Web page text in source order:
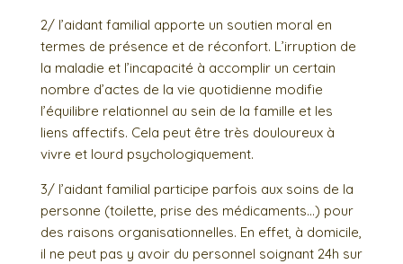
2/ l’aidant familial apporte un soutien moral en
termes de présence et de réconfort. L’irruption de
la maladie et l’incapacité à accomplir un certain
nombre d’actes de la vie quotidienne modifie
l’équilibre relationnel au sein de la famille et les
liens affectifs. Cela peut être très douloureux à
vivre et lourd psychologiquement.
3/ l’aidant familial participe parfois aux soins de la
personne (toilette, prise des médicaments…) pour
des raisons organisationnelles. En effet, à domicile,
il ne peut pas y avoir du personnel soignant 24h sur